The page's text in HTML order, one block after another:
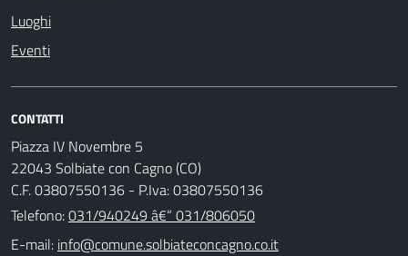
Luoghi
Eventi
CONTATTI
Piazza IV Novembre 5
22043 Solbiate con Cagno (CO)
C.F. 03807550136 - P.Iva: 03807550136
Telefono:031/940249 â€“ 031/806050
E-mail: